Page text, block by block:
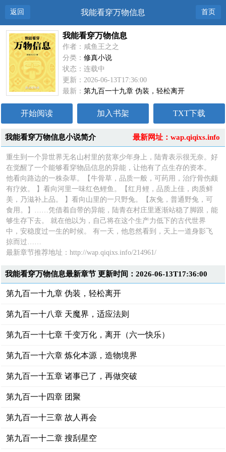
返回 我能看穿万物信息 首页
我能看穿万物信息
作者：咸鱼王之之
分类：修真小说
状态：连载中
更新：2026-06-13T17:36:00
最新：第九百一十九章 伪装，轻松离开
开始阅读 加入书架 TXT下载
最新网址：wap.qiqixs.info
我能看穿万物信息小说简介
重生到一个异世界无名山村里的贫寒少年身上，陆青表示很无奈。好
在觉醒了一个能够看穿物品信息的异能，让他有了点生存的资本。
他看向路边的一株杂草。【牛骨草，品质一般，可药用，治疗骨伤颇
有疗效。 】看向河里一味红色鲤鱼。【红月鲤，品质上佳，肉质鲜
美，乃滋补上品。 】看向山里的一只野兔。【灰兔，普通野兔，可
食用。】……凭借着自带的异能，陆青在村庄里逐渐站稳了脚跟，能
够生存下去。 就在他以为，自己将在这个生产力低下的古代世界
中，安稳度过一生的时候。 有一天，他忽然看到，天上一道身影飞
掠而过……
最新章节推荐地址：http://wap.qiqixs.info/214961/
我能看穿万物信息最新章节 更新时间：2026-06-13T17:36:00
第九百一十九章 伪装，轻松离开
第九百一十八章 天魔界，适应法则
第九百一十七章 千变万化，离开（六一快乐）
第九百一十六章 炼化本源，造物境界
第九百一十五章 诸事已了，再做突破
第九百一十四章 团聚
第九百一十三章 故人再会
第九百一十二章 搜刮星空